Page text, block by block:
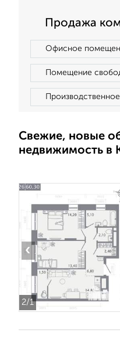
Продажа
Офисное
Помещение
Свежие, новые
недвижимость в
2/1
‹